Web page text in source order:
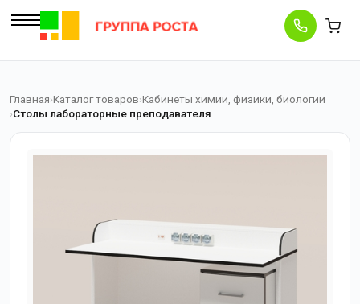
Главная Каталог товаров Кабинеты химии, физики, биологии
Столы лабораторные преподавателя